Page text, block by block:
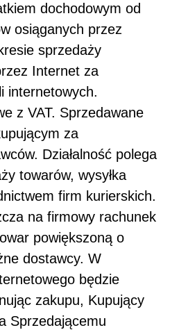
dochodowym od
osiąganych przez
sprzedaży
Internet za
internetowych.
z VAT. Sprzedawane
za
Działalność polega
towarów, wysyłka
firm kurierskich.
na firmowy rachunek
powiększoną o
dostawcy. W
będzie
zakupu, Kupujący
Sprzedającemu